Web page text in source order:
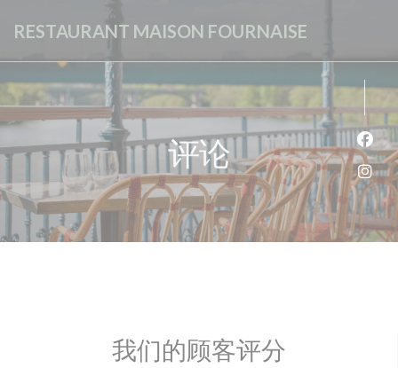
RESTAURANT MAISON FOURNAISE
评论
我们的顾客评分